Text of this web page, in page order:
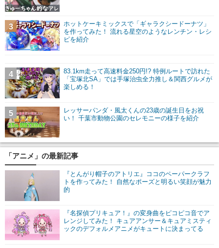
ホットケーキミックスで「ギャラクシードーナツ」
を作ってみた！ 流れる星空のようなレンチン・レシ
ピを紹介
3
83.1km走って高速料金250円!? 特例ルートで訪れた
「宝塚北SA」では手塚治虫全力推し＆関西グルメが
楽しめる！
4
レッサーパンダ・風太くんの23歳の誕生日をお祝
い！ 千葉市動物公園のセレモニーの様子を紹介
5
「アニメ」の最新記事
『とんがり帽子のアトリエ』ココのペーパークラフ
トを作ってみた！ 自然なポーズと明るい笑顔が魅力
的
『名探偵プリキュア！』の変身曲をピコピコ音でア
レンジしてみた！ キュアアンサー＆キュアミスティ
ックのデフォルメアニメがキュートに決まってる